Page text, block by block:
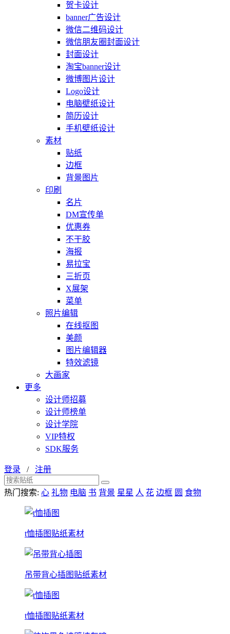
贺卡设计
banner广告设计
微信二维码设计
微信朋友圈封面设计
封面设计
淘宝banner设计
微博图片设计
Logo设计
电脑壁纸设计
简历设计
手机壁纸设计
素材
贴纸
边框
背景图片
印刷
名片
DM宣传单
优惠券
不干胶
海报
易拉宝
三折页
X展架
菜单
照片编辑
在线抠图
美颜
图片编辑器
特效滤镜
大画家
更多
设计师招募
设计师榜单
设计学院
VIP特权
SDK服务
登录 / 注册
热门搜索: 心 礼物 电脑 书 背景 星星 人 花 边框 圆 食物
t恤插图贴纸素材
吊带背心插图贴纸素材
t恤插图贴纸素材